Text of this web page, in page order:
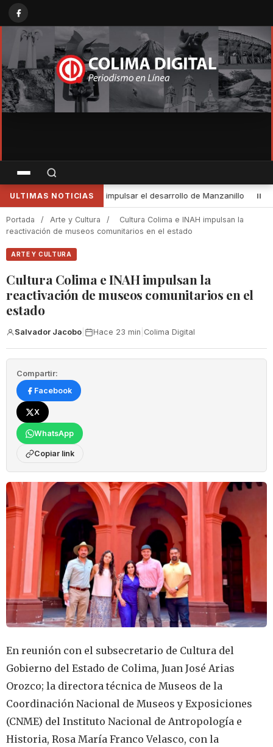
ULTIMAS NOTICIAS
Colima • Fortalece UdeC su presencia en el diálogo científico
Portada / Arte y Cultura /
Cultura Colima e INAH impulsan la
reactivación de museos comunitarios en el estado
ARTE Y CULTURA
Cultura Colima e INAH impulsan la
reactivación de museos comunitarios en el
estado
Salvador Jacobo Hace 23 min Colima Digital
Compartir:
Facebook
X
WhatsApp
Copiar link
En reunión con el subsecretario de Cultura del
Gobierno del Estado de Colima, Juan José Arias
Orozco; la directora técnica de Museos de la
Coordinación Nacional de Museos y Exposiciones
(CNME) del Instituto Nacional de Antropología e
Historia, Rosa María Franco Velasco, con la